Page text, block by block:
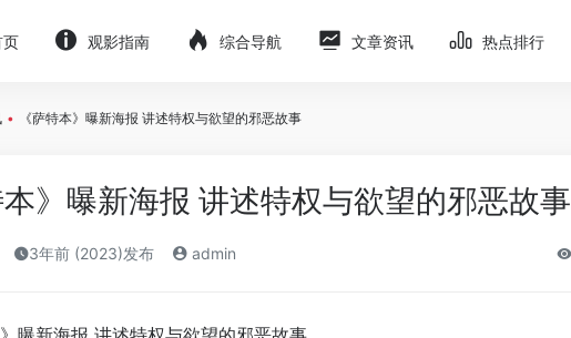
页 观影指南 综合导航 文章资讯 热点排行
• 《萨特本》曝新海报 讲述特权与欲望的邪恶故事
本》曝新海报 讲述特权与欲望的邪恶故事
3年前 (2023)发布 admin